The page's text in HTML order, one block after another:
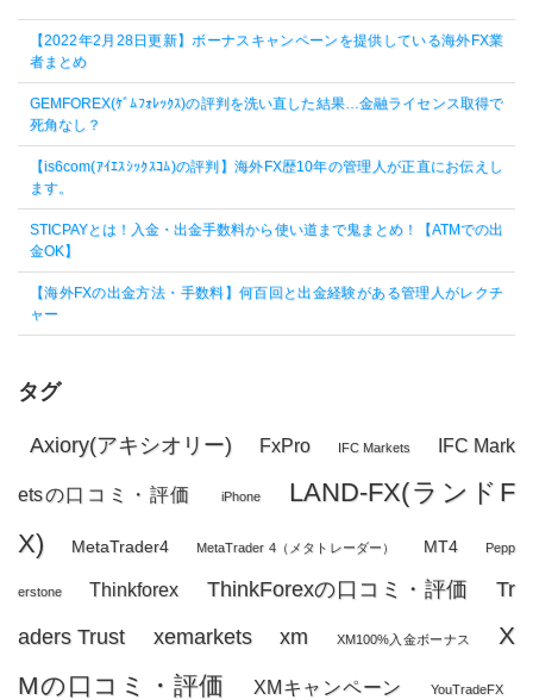
【2022年2月28日更新】ボーナスキャンペーンを提供している海外FX業
者まとめ
GEMFOREX(ｹﾞﾑﾌｫﾚｯｸｽ)の評判を洗い直した結果…金融ライセンス取得で
死角なし？
【is6com(ｱｲｴｽｼｯｸｽｺﾑ)の評判】海外FX歴10年の管理人が正直にお伝えし
ます。
STICPAYとは！入金・出金手数料から使い道まで鬼まとめ！【ATMでの出
金OK】
【海外FXの出金方法・手数料】何百回と出金経験がある管理人がレクチ
ャー
タグ
Axiory(アキシオリー) FxPro IFC Markets IFC Mark
etsの口コミ・評価 iPhone
LAND-FX(ランドF
X)
MetaTrader4 MetaTrader 4（メタトレーダー） MT4 Pepp
erstone Thinkforex ThinkForexの口コミ・評価
Tr
aders Trust
xemarkets xm XM100%入金ボーナス
X
Mの口コミ・評価
XMキャンペーン YouTradeFX